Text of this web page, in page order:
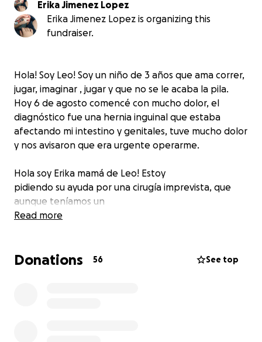
Erika Jimenez Lopez
Erika Jimenez Lopez is organizing this
fundraiser.
Hola! Soy Leo! Soy un niño de 3 años que ama correr,
jugar, imaginar , jugar y que no se le acaba la pila.
Hoy 6 de agosto comencé con mucho dolor, el
diagnóstico fue una hernia inguinal que estaba
afectando mi intestino y genitales, tuve mucho dolor
y nos avisaron que era urgente operarme.
Hola soy Erika mamá de Leo! Estoy
pidiendo su ayuda por una cirugía imprevista, que
aunque teníamos un
seguro, y lo utilizamos, pagando deducible, que
donde lo tuvieron que operar aumentó a 40% del
Read more
Donations 56 See top